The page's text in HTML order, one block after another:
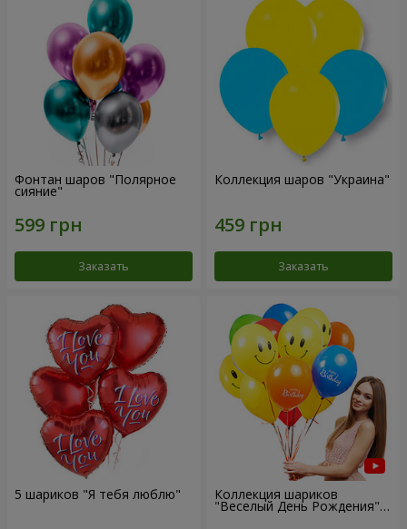
Фонтан шаров "Полярное
сияние"
Заказать
Коллекция шаров "Украина"
Заказать
5 шариков "Я тебя люблю" Коллекция шариков
"Веселый День Рождения" -
7 шариков